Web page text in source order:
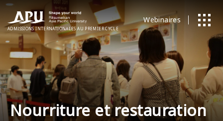
ADMISSIONS​ ​INTERNATIONALES AU PREMIER CYCLE
Webinaires
Nourriture et restauration